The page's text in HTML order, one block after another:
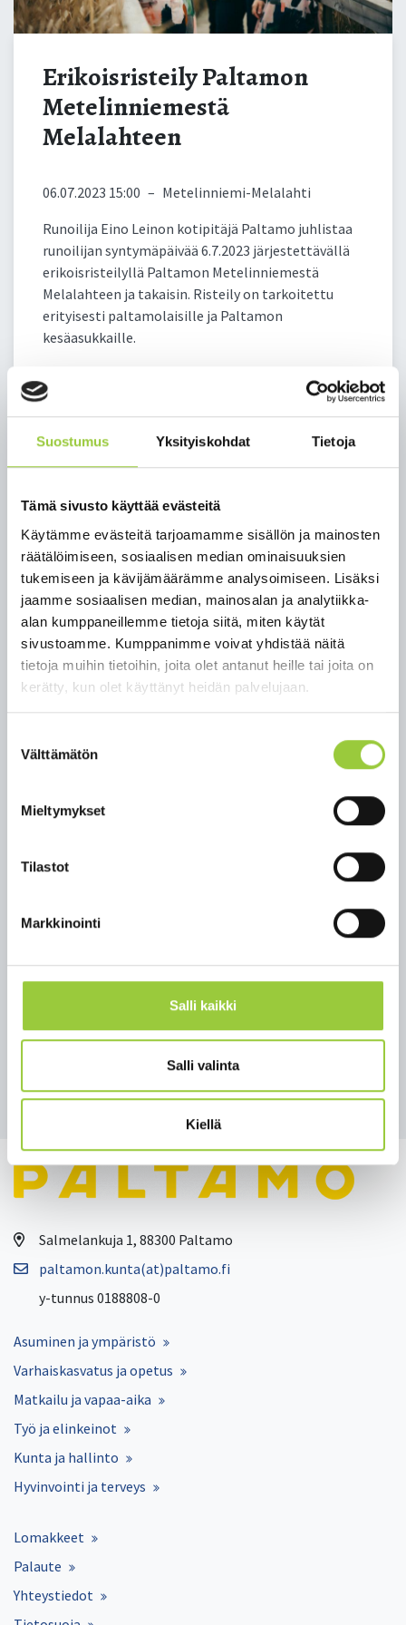
Suostumus Yksityiskohdat Tietoja
Tämä sivusto käyttää evästeitä
Käytämme evästeitä tarjoamamme sisällön ja mainosten
räätälöimiseen, sosiaalisen median ominaisuuksien
tukemiseen ja kävijämäärämme analysoimiseen. Lisäksi
jaamme sosiaalisen median, mainosalan ja analytiikka-
alan kumppaneillemme tietoja siitä, miten käytät
sivustoamme. Kumppanimme voivat yhdistää näitä
tietoja muihin tietoihin, joita olet antanut heille tai joita on
kerätty, kun olet käyttänyt heidän palvelujaan.
valinta
Välttämätön
Mieltymykset
Tilastot
Markkinointi
Salli kaikki
Salli valinta
Kiellä
Erikoisristeily Paltamon
Metelinniemestä
Melalahteen
06.07.2023 15:00 – Metelinniemi-Melalahti
Runoilija Eino Leinon kotipitäjä Paltamo juhlistaa
runoilijan syntymäpäivää 6.7.2023 järjestettävällä
erikoisristeilyllä Paltamon Metelinniemestä
Melalahteen ja takaisin. Risteily on tarkoitettu
erityisesti paltamolaisille ja Paltamon
kesäasukkaille.
salla.korhonen@paltamo.fi, niin saat
lipunvarauslinkin.
Risteilyllä matkaamme Paltamon
ja nautimme kahvit sekä Einoa-duon konsertista
Lahtelan salissa. Palaamme höyrylaivalla
Melalahdesta Metelinniemeen illalla Paltaselän
upeita maisemia ihastellen.
Tervetuloa mukaan tälle ainutlaatuiselle
aikamatkalle Eino Leinon mielenmaisemiin!
Risteilyn aikataulu
klo 15:00 Risteilyn lähtö Paltamo,
Metelinniemen satama
Tarinoita höyrylaivojen ja Kouta-laivan
Laivabaari palvelee
Pizzaruokailu halukkaille
n. klo 20:00 Laiva Metelinniemen satamassa
Salmelankuja 1, 88300 Paltamo
paltamon.kunta(at)paltamo.fi
y-tunnus 0188808-0
Asuminen ja ympäristö
Varhaiskasvatus ja opetus
Matkailu ja vapaa-aika
Työ ja elinkeinot
Kunta ja hallinto
Hyvinvointi ja terveys
Lomakkeet
Palaute
Yhteystiedot